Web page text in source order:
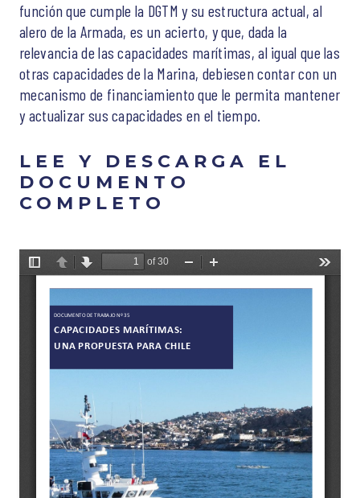
función que cumple la DGTM y su estructura actual, al
alero de la Armada, es un acierto, y que, dada la
relevancia de las capacidades marítimas, al igual que las
otras capacidades de la Marina, debiesen contar con un
mecanismo de financiamiento que le permita mantener
y actualizar sus capacidades en el tiempo.
LEE Y DESCARGA EL
DOCUMENTO
COMPLETO